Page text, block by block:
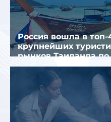
Россия вошла в топ-
крупнейших
рынков Таиланда по
семи месяцев 2026